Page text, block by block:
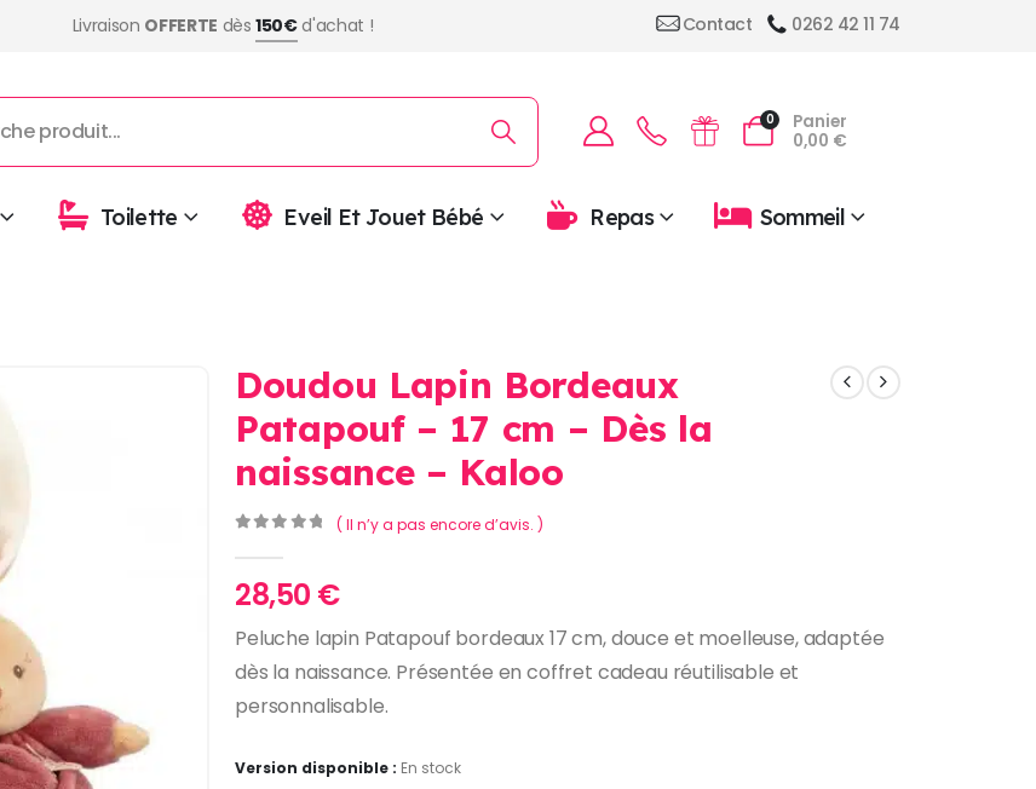
Livraison OFFERTE dès150€d'achat ! Contact 0262 42 11 74
0
Panier
0,00 €
Toilette Eveil Et Jouet Bébé Repas Sommeil
Doudou Lapin Bordeaux
Patapouf – 17 cm – Dès la
naissance – Kaloo
( Il n’y a pas encore d’avis. )
28,50 €
Peluche lapin Patapouf bordeaux 17 cm, douce et moelleuse, adaptée
dès la naissance. Présentée en coffret cadeau réutilisable et
personnalisable.
Version disponible : En stock